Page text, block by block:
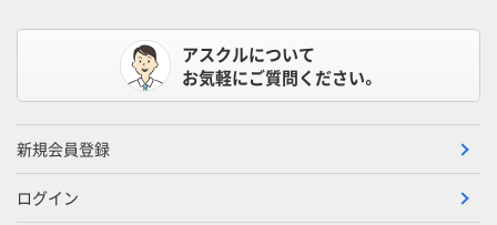
アスクルについて
お気軽にご質問ください。
新規会員登録
ログイン